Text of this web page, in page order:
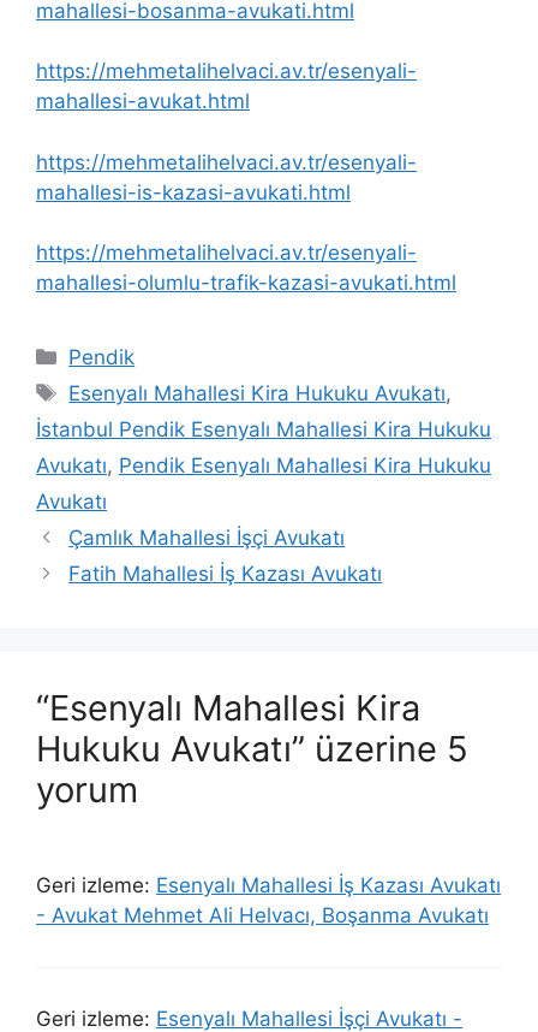
mahallesi-bosanma-avukati.html
https://mehmetalihelvaci.av.tr/esenyali-
mahallesi-avukat.html
https://mehmetalihelvaci.av.tr/esenyali-
mahallesi-is-kazasi-avukati.html
https://mehmetalihelvaci.av.tr/esenyali-
mahallesi-olumlu-trafik-kazasi-avukati.html
Kategoriler
Pendik
Etiketler
Esenyalı Mahallesi Kira Hukuku Avukatı,
İstanbul Pendik Esenyalı Mahallesi Kira Hukuku
Avukatı, Pendik Esenyalı Mahallesi Kira Hukuku
Avukatı
Çamlık Mahallesi İşçi Avukatı
Fatih Mahallesi İş Kazası Avukatı
“Esenyalı Mahallesi Kira
Hukuku Avukatı” üzerine 5
yorum
Geri izleme: Esenyalı Mahallesi İş Kazası Avukatı
- Avukat Mehmet Ali Helvacı, Boşanma Avukatı
Geri izleme: Esenyalı Mahallesi İşçi Avukatı -